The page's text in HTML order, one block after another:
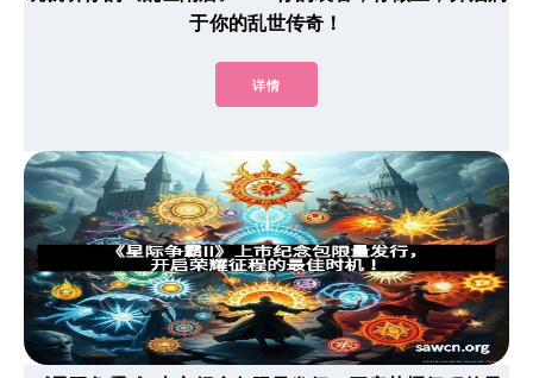
于你的乱世传奇！
详情